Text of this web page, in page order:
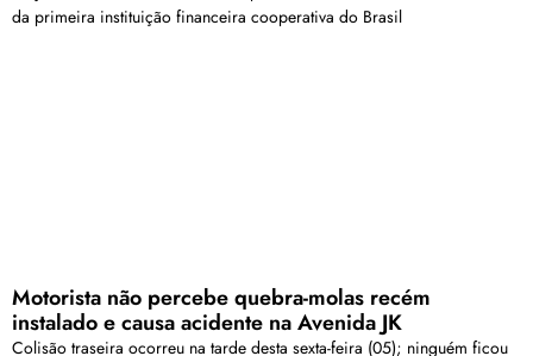
da primeira instituição financeira cooperativa do Brasil
Motorista não percebe quebra-molas recém
instalado e causa acidente na Avenida JK
Colisão traseira ocorreu na tarde desta sexta-feira (05); ninguém ficou